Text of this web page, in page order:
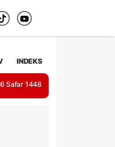
INDEKS
Safar 1448